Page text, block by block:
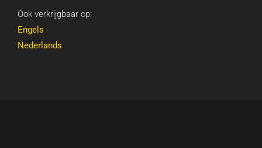
Ook verkrijgbaar op:
Engels -
Nederlands